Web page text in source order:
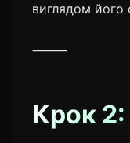
виглядом його
⸻
Крок 2: